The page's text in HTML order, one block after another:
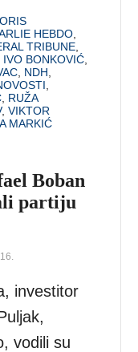
HEBDO
TRIBUNE
IVO BONKOVIĆ
NDH
RUŽA
,VIKTOR
MARKIĆ
Boban
partiju
investitor
vodili su